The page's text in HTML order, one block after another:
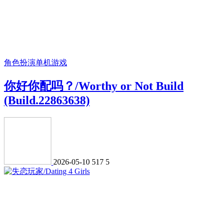
角色扮演单机游戏
你好你配吗？/Worthy or Not Build
(Build.22863638)
2026-05-10 517 5